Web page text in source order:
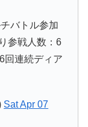
バトル参加
参戦人数：6
回連続ディア
Sat Apr 07